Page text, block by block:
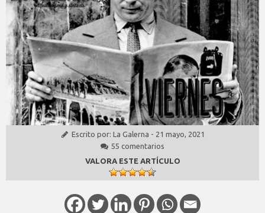
Escrito por: La Galerna - 21 mayo, 2021
55 comentarios
VALORA ESTE ARTÍCULO